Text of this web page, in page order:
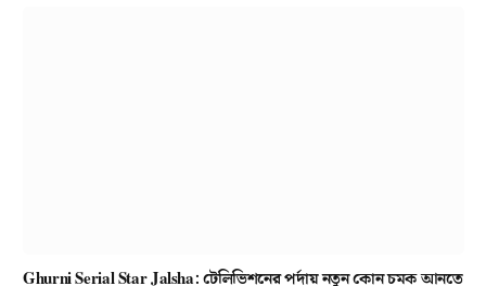
Ghurni Serial Star Jalsha: টেলিভিশনের পর্দায় নতুন কোন চমক আনতে